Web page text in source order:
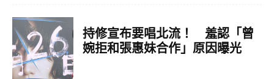
持修宣布要唱北流！ 羞認「曾
婉拒和張惠妹合作」原因曝光